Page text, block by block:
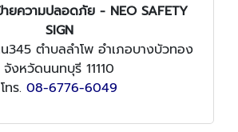
ยความปลอดภัย - NEO SAFETY
SIGN
ตำบลลำโพ อำเภอบางบัวทอง
จังหวัดนนทบุรี 11110
โทร. 08-6776-6049